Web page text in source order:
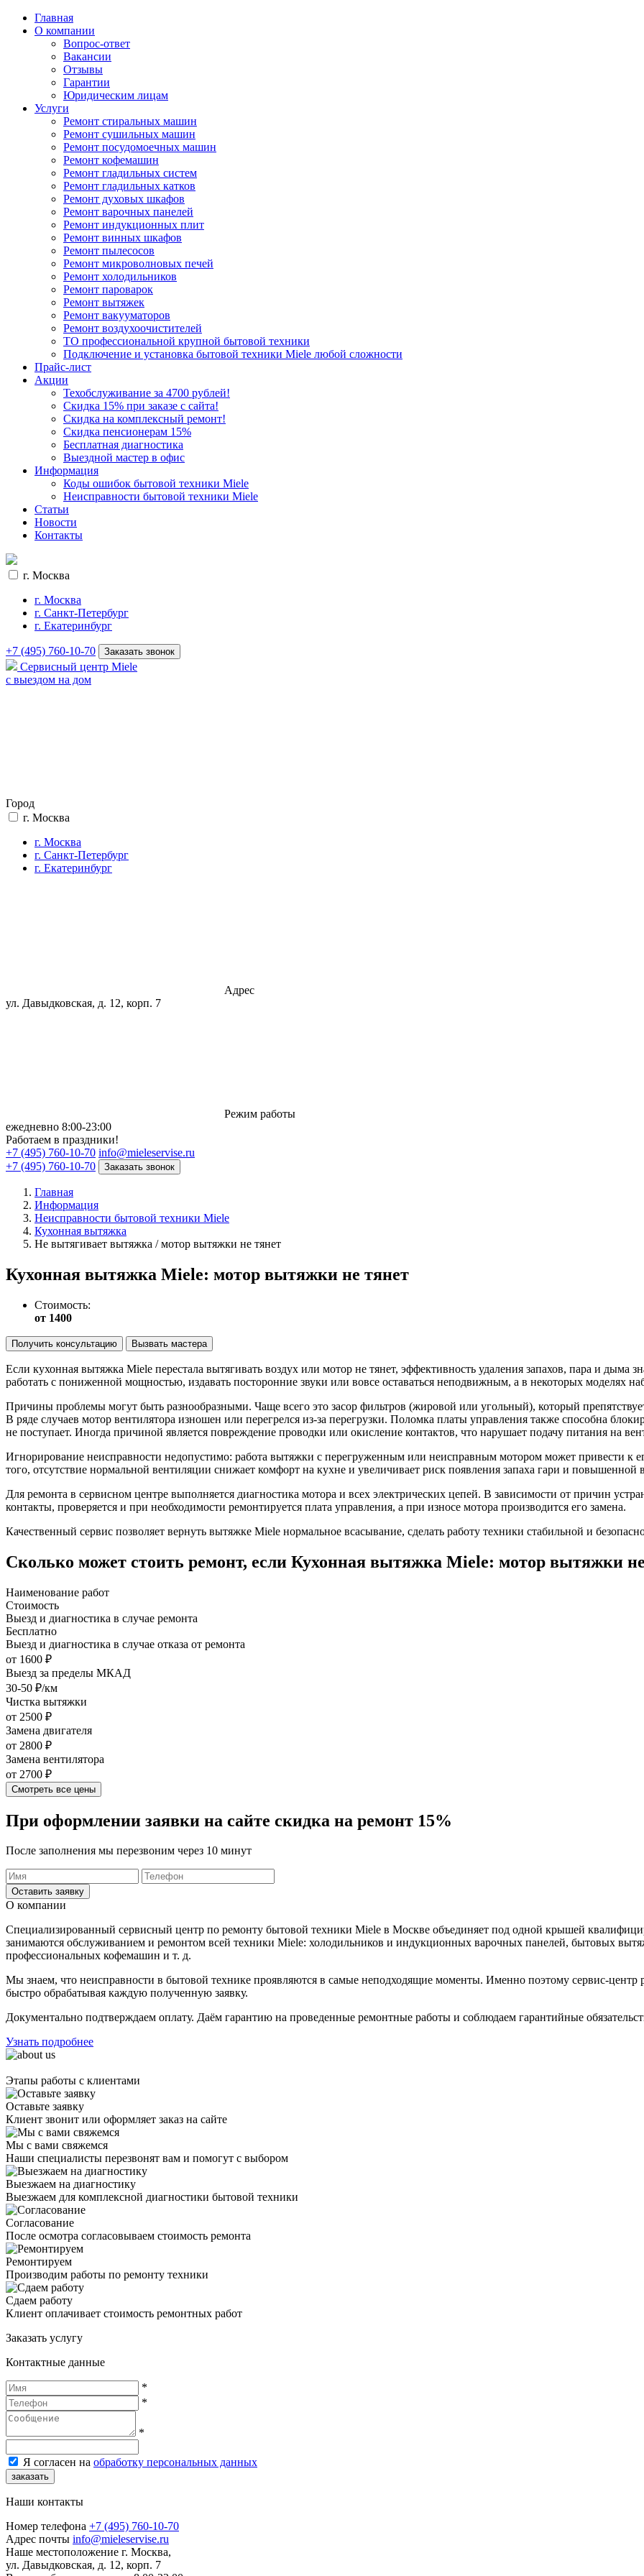
Главная
О компании
Вопрос-ответ
Вакансии
Отзывы
Гарантии
Юридическим лицам
Услуги
Ремонт стиральных машин
Ремонт сушильных машин
Ремонт посудомоечных машин
Ремонт кофемашин
Ремонт гладильных систем
Ремонт гладильных катков
Ремонт духовых шкафов
Ремонт варочных панелей
Ремонт индукционных плит
Ремонт винных шкафов
Ремонт пылесосов
Ремонт микроволновых печей
Ремонт холодильников
Ремонт пароварок
Ремонт вытяжек
Ремонт вакууматоров
Ремонт воздухоочистителей
ТО профессиональной крупной бытовой техники
Подключение и установка бытовой техники Miele любой сложности
Прайс-лист
Акции
Техобслуживание за 4700 рублей!
Cкидка 15% при заказе с сайта!
Скидка на комплексный ремонт!
Скидка пенсионерам 15%
Бесплатная диагностика
Выездной мастер в офис
Информация
Коды ошибок бытовой техники Miele
Неисправности бытовой техники Miele
Статьи
Новости
Контакты
г. Москва
г. Москва
г. Санкт-Петербург
г. Екатеринбург
+7 (495) 760-10-70 Заказать звонок
Сервисный центр Miele
с выездом на дом
Город
г. Москва
г. Москва
г. Санкт-Петербург
г. Екатеринбург
Адрес
ул. Давыдковская, д. 12, корп. 7
Режим работы
eжедневно 8:00-23:00
Работаем в праздники!
+7 (495) 760-10-70 info@mieleservise.ru
+7 (495) 760-10-70
Заказать звонок
Главная
Информация
Неисправности бытовой техники Miele
Кухонная вытяжка
Не вытягивает вытяжка / мотор вытяжки не тянет
Кухонная вытяжка Miele: мотор вытяжки не тянет
Стоимость:
от 1400
Получить консультацию Вызвать мастера
Если кухонная вытяжка Miele перестала вытягивать воздух или мотор не тянет, эффективность удаления запахов, пара и дыма
работать с пониженной мощностью, издавать посторонние звуки или вовсе оставаться неподвижным, а в некоторых моделях
Причины проблемы могут быть разнообразными. Чаще всего это засор фильтров (жировой или угольный), который
В ряде случаев мотор вентилятора изношен или перегрелся из-за перегрузки. Поломка платы управления также способна
не поступает. Иногда причиной является повреждение проводки или окисление контактов, что нарушает подачу питания на
Игнорирование неисправности недопустимо: работа вытяжки с перегруженным или неисправным мотором может привести к
того, отсутствие нормальной вентиляции снижает комфорт на кухне и увеличивает риск появления запаха гари и повышенной
Для ремонта в сервисном центре выполняется диагностика мотора и всех электрических цепей. В зависимости от причин
контакты, проверяется и при необходимости ремонтируется плата управления, а при износе мотора производится его замена.
Качественный сервис позволяет вернуть вытяжке Miele нормальное всасывание, сделать работу техники стабильной и
Сколько может стоить ремонт, если Кухонная вытяжка Miele: мотор вытяжки
Наименование работ
Стоимость
Выезд и диагностика в случае ремонта
Бесплатно
Выезд и диагностика в случае отказа от ремонта
от 1600 ₽
Выезд за пределы МКАД
30-50 ₽/км
Чистка вытяжки
от 2500 ₽
Замена двигателя
от 2800 ₽
Замена вентилятора
от 2700 ₽
Смотреть все цены
При оформлении заявки на сайте скидка на ремонт 15%
После заполнения мы перезвоним через 10 минут
Оставить заявку
О компании
Специализированный сервисный центр по ремонту бытовой техники Miele в Москве объединяет под одной крышей
занимаются обслуживанием и ремонтом всей техники Miele: холодильников и индукционных варочных панелей, бытовых
профессиональных кофемашин и т. д.
Мы знаем, что неисправности в бытовой технике проявляются в самые неподходящие моменты. Именно поэтому сервис-центр
быстро обрабатывая каждую полученную заявку.
Документально подтверждаем оплату. Даём гарантию на проведенные ремонтные работы и соблюдаем гарантийные
Узнать подробнее
Этапы работы с клиентами
Оставьте заявку
Клиент звонит или оформляет заказ на сайте
Мы с вами свяжемся
Наши специалисты перезвонят вам и помогут с выбором
Выезжаем на диагностику
Выезжаем для комплексной диагностики бытовой техники
Согласование
После осмотра согласовываем стоимость ремонта
Ремонтируем
Производим работы по ремонту техники
Сдаем работу
Клиент оплачивает стоимость ремонтных работ
Заказать услугу
Контактные данные
*
*
*
Я согласен на обработку персональных данных
заказать
Наши контакты
Номер телефона +7 (495) 760-10-70
Адрес почты info@mieleservise.ru
Наше местоположение г. Москва,
ул. Давыдковская, д. 12, корп. 7